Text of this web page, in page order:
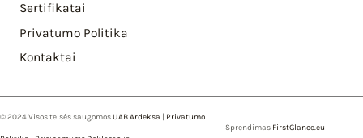
Sertifikatai
Privatumo Politika
Kontaktai
© 2024 Visos teisės saugomosUAB Ardeksa | Privatumo
Sprendimas FirstGlance.eu